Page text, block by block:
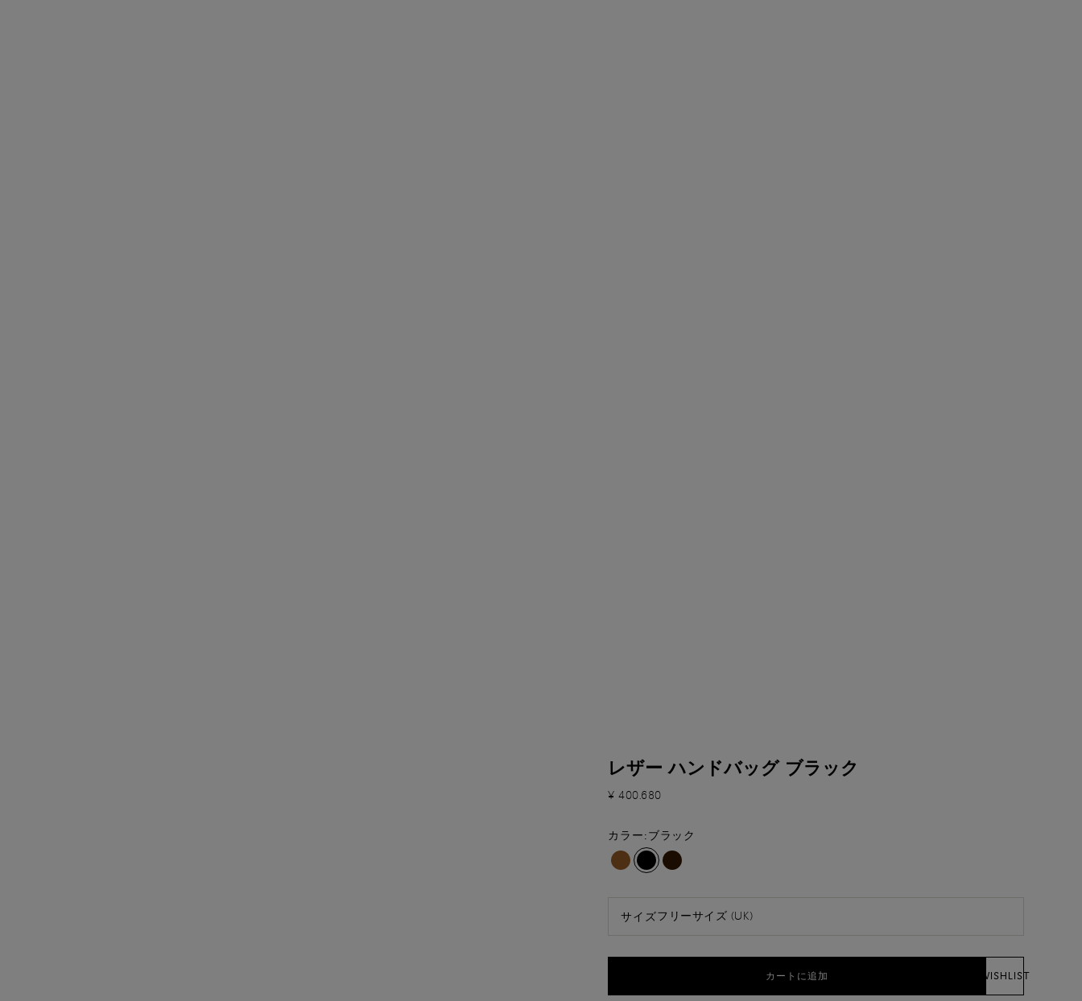
レザー ハンドバッグ ブラック
¥ 400.680
カラー:ブラック
サイズフリーサイズ (UK)
カートに追加 WISHLIST